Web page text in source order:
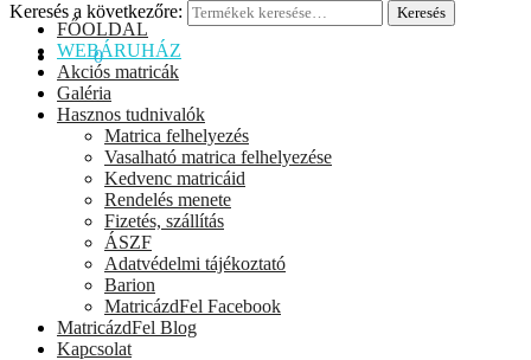
Keresés a következőre: Keresés
0Ft 0
FŐOLDAL
WEBÁRUHÁZ
Akciós matricák
Galéria
Hasznos tudnivalók
Matrica felhelyezés
Vasalható matrica felhelyezése
Kedvenc matricáid
Rendelés menete
Fizetés, szállítás
ÁSZF
Adatvédelmi tájékoztató
Barion
MatricázdFel Facebook
MatricázdFel Blog
Kapcsolat